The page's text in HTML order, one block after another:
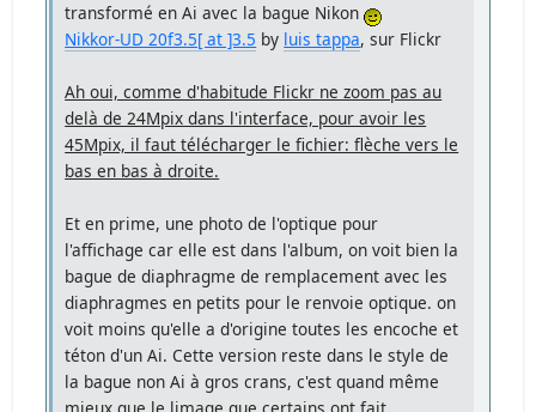
transformé en Ai avec la bague Nikon
Nikkor-UD 20f3.5[ at ]3.5 by luis tappa, sur Flickr
Ah oui, comme d'habitude Flickr ne zoom pas au
delà de 24Mpix dans l'interface, pour avoir les
45Mpix, il faut télécharger le fichier: flèche vers le
bas en bas à droite.
Et en prime, une photo de l'optique pour
l'affichage car elle est dans l'album, on voit bien la
bague de diaphragme de remplacement avec les
diaphragmes en petits pour le renvoie optique. on
voit moins qu'elle a d'origine toutes les encoche et
téton d'un Ai. Cette version reste dans le style de
la bague non Ai à gros crans, c'est quand même